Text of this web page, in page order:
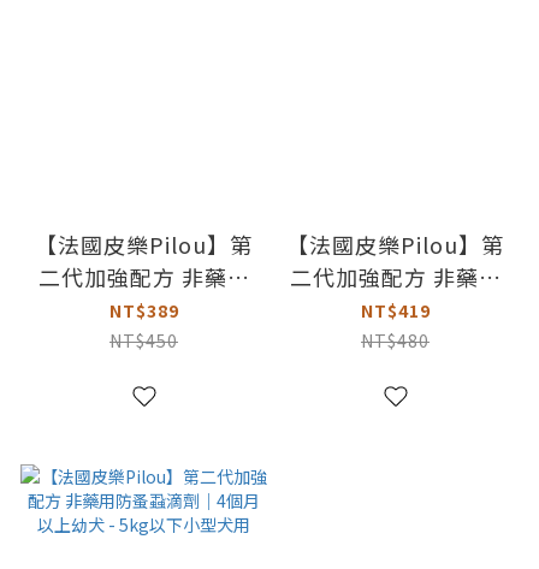
【法國皮樂Pilou】第
二代加強配方 非藥用
防蚤蝨滴劑｜4個月以
上幼貓用
NT$389
NT$450
【法國皮樂Pilou】第
二代加強配方 非藥用
防蚤蝨滴劑｜4kg以上
成貓用
NT$419
NT$480